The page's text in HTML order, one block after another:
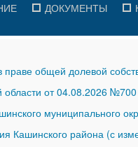
ДОКУМЕНТЫ
общей долевой
области от 04.08.2026 №700
муниципального
Кашинского района (с